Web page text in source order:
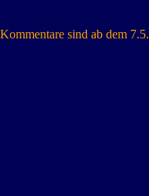
Kommentare sind ab dem